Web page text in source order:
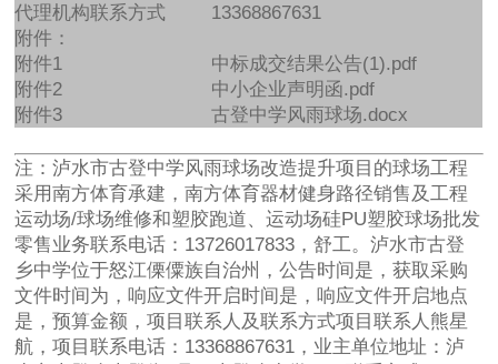
代理机构联系方式
13368867631
附件：
附件1
中标成交结果公告(1).pdf
附件2
中小企业声明函.pdf
附件3
古登中学风雨球场.docx
注：泸水市古登中学风雨球场改造提升项目的球场工程
采用南方体育承建，南方体育器材健身路径销售及工程
运动场/球场维修和塑胶跑道、运动场硅PU塑胶球场批发
零售业务联系电话：13726017833，舒工。泸水市古登
乡中学位于怒江傈僳族自治州，公告时间是，获取采购
文件时间为，响应文件开启时间是，响应文件开启地点
是，预算金额，项目联系人及联系方式项目联系人熊星
航，项目联系电话：13368867631，业主单位地址：泸